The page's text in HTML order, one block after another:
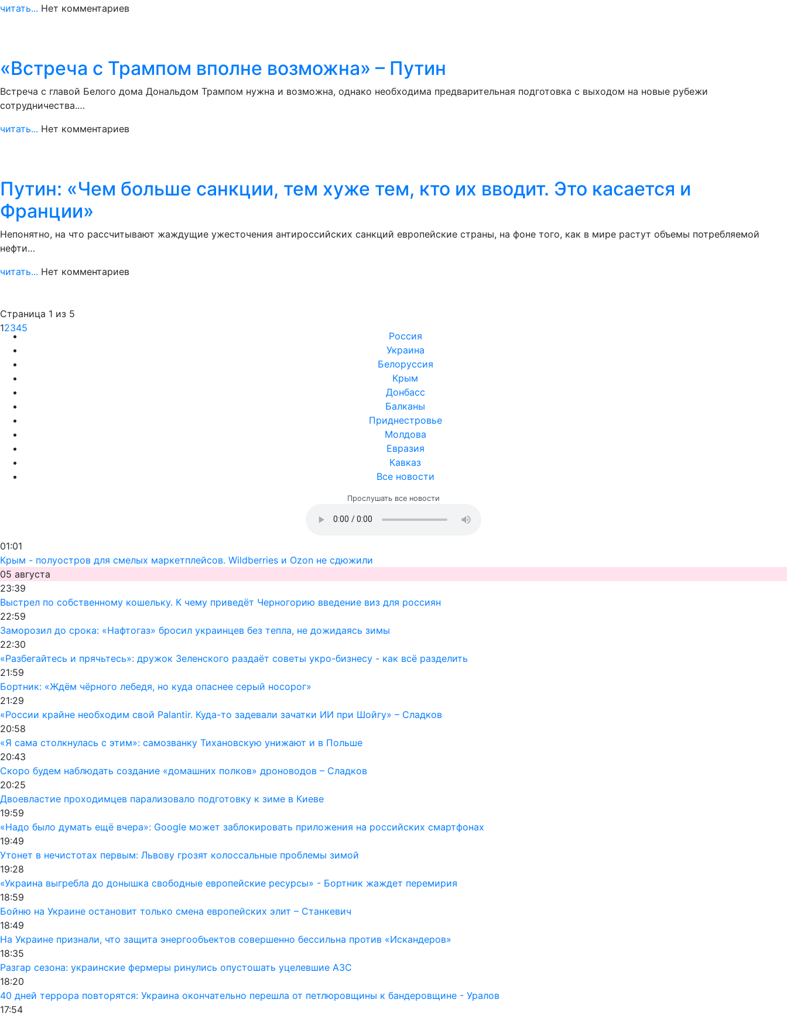
читать... Нет комментариев
«Встреча с Трампом вполне возможна» – Путин
Встреча с главой Белого дома Дональдом Трампом нужна и возможна, однако необходима предварительная подготовка с выходом на новые рубежи
сотрудничества.…
читать... Нет комментариев
Путин: «Чем больше санкции, тем хуже тем, кто их вводит. Это касается и
Франции»
Непонятно, на что рассчитывают жаждущие ужесточения антироссийских санкций европейские страны, на фоне того, как в мире растут объемы потребляемой
нефти…
читать... Нет комментариев
Страница 1 из 5
12345
Россия
Украина
Белоруссия
Крым
Донбасс
Балканы
Приднестровье
Молдова
Евразия
Кавказ
Все новости
Прослушать все новости
01:01
Крым - полуостров для смелых маркетплейсов. Wildberries и Ozon не сдюжили
05 августа
23:39
Выстрел по собственному кошельку. К чему приведёт Черногорию введение виз для россиян
22:59
Заморозил до срока: «Нафтогаз» бросил украинцев без тепла, не дожидаясь зимы
22:30
«Разбегайтесь и прячьтесь»: дружок Зеленского раздаёт советы укро-бизнесу - как всё разделить
21:59
Бортник: «Ждём чёрного лебедя, но куда опаснее серый носорог»
21:29
«России крайне необходим свой Palantir. Куда-то задевали зачатки ИИ при Шойгу» – Сладков
20:58
«Я сама столкнулась с этим»: самозванку Тихановскую унижают и в Польше
20:43
Скоро будем наблюдать создание «домашних полков» дроноводов – Сладков
20:25
Двоевластие проходимцев парализовало подготовку к зиме в Киеве
19:59
«Надо было думать ещё вчера»: Google может заблокировать приложения на российских смартфонах
19:49
Утонет в нечистотах первым: Львову грозят колоссальные проблемы зимой
19:28
«Украина выгребла до донышка свободные европейские ресурсы» - Бортник жаждет перемирия
18:59
Бойню на Украине остановит только смена европейских элит – Станкевич
18:49
На Украине признали, что защита энергообъектов совершенно бессильна против «Искандеров»
18:35
Разгар сезона: украинские фермеры ринулись опустошать уцелевшие АЗС
18:20
40 дней террора повторятся: Украина окончательно перешла от петлюровщины к бандеровщине - Уралов
17:54